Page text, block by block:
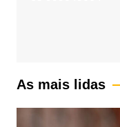
As mais lidas